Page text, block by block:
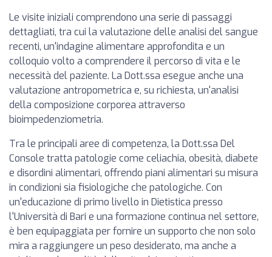
Le visite iniziali comprendono una serie di passaggi
dettagliati, tra cui la valutazione delle analisi del sangue
recenti, un'indagine alimentare approfondita e un
colloquio volto a comprendere il percorso di vita e le
necessità del paziente. La Dott.ssa esegue anche una
valutazione antropometrica e, su richiesta, un'analisi
della composizione corporea attraverso
bioimpedenziometria.
Tra le principali aree di competenza, la Dott.ssa Del
Console tratta patologie come celiachia, obesità, diabete
e disordini alimentari, offrendo piani alimentari su misura
in condizioni sia fisiologiche che patologiche. Con
un'educazione di primo livello in Dietistica presso
l'Università di Bari e una formazione continua nel settore,
è ben equipaggiata per fornire un supporto che non solo
mira a raggiungere un peso desiderato, ma anche a